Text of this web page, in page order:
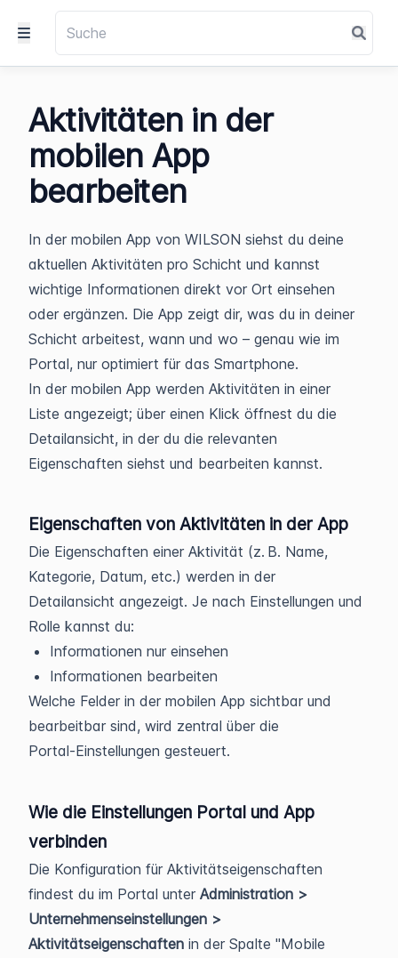
Aktivitäten in der
mobilen App
bearbeiten
In der mobilen App von WILSON siehst du deine
aktuellen Aktivitäten pro Schicht und kannst
wichtige Informationen direkt vor Ort einsehen
oder ergänzen. Die App zeigt dir, was du in deiner
Schicht arbeitest, wann und wo – genau wie im
Portal, nur optimiert für das Smartphone.
In der mobilen App werden Aktivitäten in einer
Liste angezeigt; über einen Klick öffnest du die
Detailansicht, in der du die relevanten
Eigenschaften siehst und bearbeiten kannst.
Eigenschaften von Aktivitäten in der App
Die Eigenschaften einer Aktivität (z. B. Name,
Kategorie, Datum, etc.) werden in der
Detailansicht angezeigt. Je nach Einstellungen und
Rolle kannst du:
Informationen nur einsehen
Informationen bearbeiten
Welche Felder in der mobilen App sichtbar und
bearbeitbar sind, wird zentral über die
Portal‑Einstellungen gesteuert.
Wie die Einstellungen Portal und App
verbinden
Die Konfiguration für Aktivitätseigenschaften
findest du im Portal unter Administration >
Unternehmenseinstellungen >
Aktivitätseigenschaften in der Spalte "Mobile